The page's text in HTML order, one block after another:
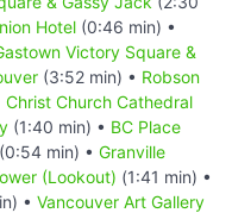
Hotel (0:46 min) •
Victory Square &
(3:52 min) • Robson
Christ Church Cathedral
(1:40 min) • BC Place
(0:54 min) • Granville
(Lookout) (1:41 min) •
• Vancouver Art Gallery